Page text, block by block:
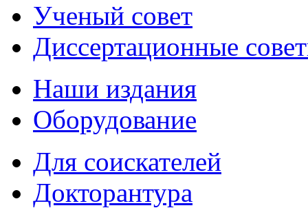
Ученый совет
Диссертационные
Наши издания
Оборудование
Для соискателей
Докторантура